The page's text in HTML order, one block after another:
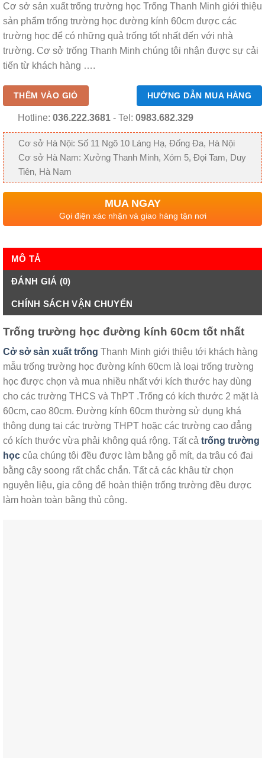
Cơ sở sản xuất trống trường học Trống Thanh Minh giới thiệu
sản phẩm trống trường học đường kính 60cm được các
trường học để có những quả trống tốt nhất đến với nhà
trường. Cơ sở trống Thanh Minh chúng tôi nhận được sự cải
tiến từ khách hàng ….
THÊM VÀO GIỎ HƯỚNG DẪN MUA HÀNG
Hotline: 036.222.3681 - Tel: 0983.682.329
Cơ sở Hà Nội: Số 11 Ngõ 10 Láng Hạ, Đống Đa, Hà Nội
Cơ sở Hà Nam: Xưởng Thanh Minh, Xóm 5, Đọi Tam, Duy
Tiên, Hà Nam
MUA NGAY
Gọi điện xác nhận và giao hàng tận nơi
MÔ TẢ
ĐÁNH GIÁ (0)
CHÍNH SÁCH VẬN CHUYỂN
Trống trường học đường kính 60cm tốt nhất
Cở sở sản xuất trống Thanh Minh giới thiệu tới khách hàng
mẫu trống trường học đường kính 60cm là loại trống trường
học được chọn và mua nhiều nhất với kích thước hay dùng
cho các trường THCS và ThPT .Trống có kích thước 2 mặt là
60cm, cao 80cm. Đường kính 60cm thường sử dụng khá
thông dụng tại các trường THPT hoặc các trường cao đẳng
có kích thước vừa phải không quá rộng. Tất cả trống trường
học của chúng tôi đều được làm bằng gỗ mít, da trâu có đai
bằng cây soong rất chắc chắn. Tất cả các khâu từ chọn
nguyên liệu, gia công để hoàn thiện trống trường đều được
làm hoàn toàn bằng thủ công.